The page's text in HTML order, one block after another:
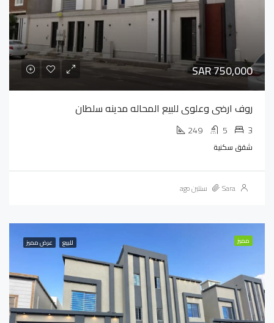
SAR 750,000
روف ارضي وعلوي للبيع المحاله مدينه سلطان
3
5
249
شقق سكنية
Sara سنتين ago
مميز للبيع عرض مميز